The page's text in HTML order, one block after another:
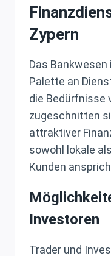
Zypern
Das
Palette an
die Bedürfnisse
zugeschnitten
attraktiver
sowohl lokale
Kunden
Investoren
Trader und